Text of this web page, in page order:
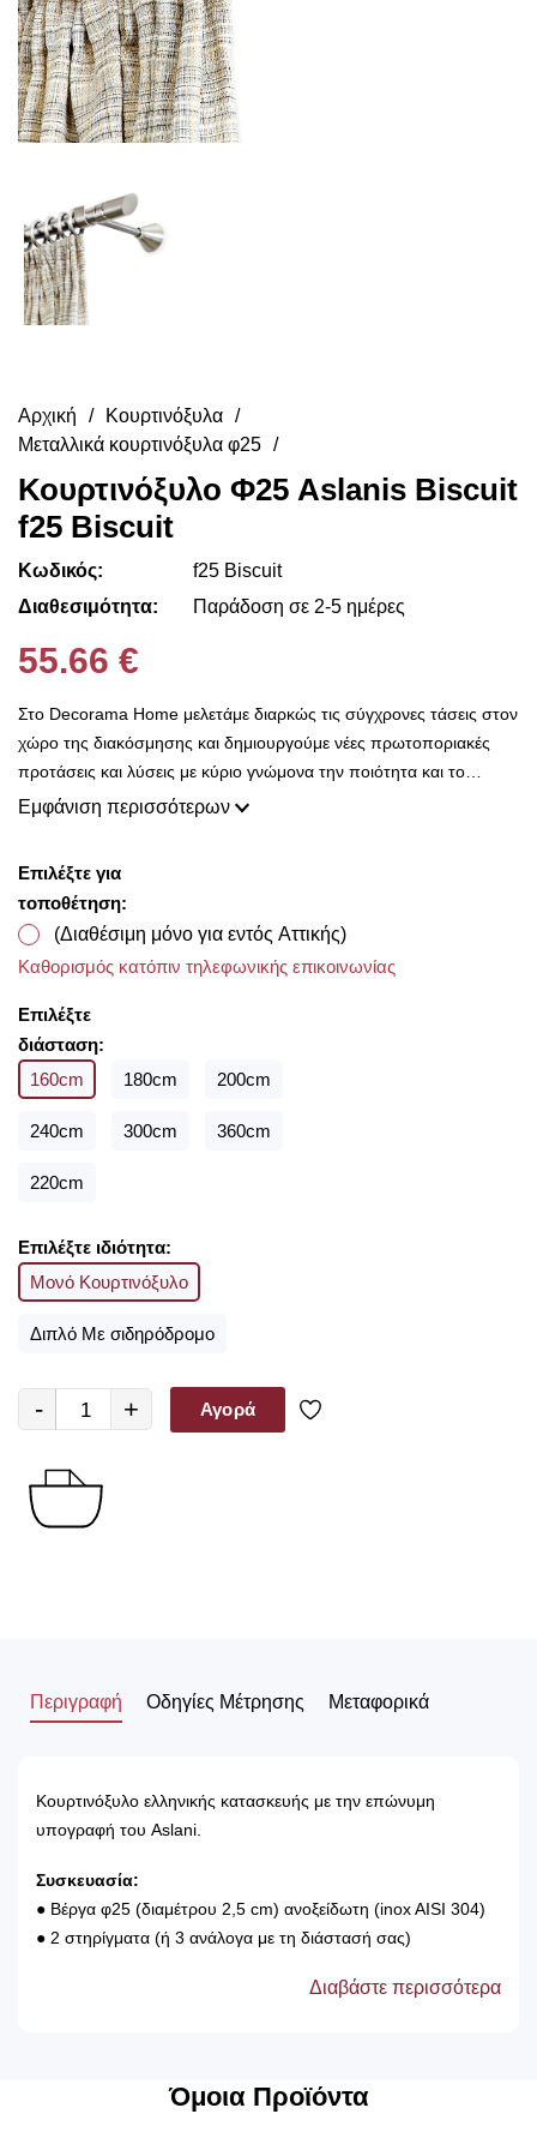
Αρχική
Κουρτινόξυλα
Μεταλλικά κουρτινόξυλα φ25
Κουρτινόξυλο Φ25 Aslanis Biscuit
f25 Biscuit
Κωδικός:
f25 Biscuit
Διαθεσιμότητα:
Παράδοση σε 2-5 ημέρες
55.66 €
Στο Decorama Home μελετάμε διαρκώς τις σύγχρονες τάσεις στον
χώρο της διακόσμησης και δημιουργούμε νέες πρωτοποριακές
προτάσεις και λύσεις με κύριο γνώμονα την ποιότητα και το
ασύγκριτο design, προκειμένου να είμαστε πάντοτε σε θέση να
ιδέες διακόσμησης, που ικανοποιούν ακόμη και τους πιο
απαιτητικούς! Στο Decorama Home έχουμε ως στόχο να
χαρίσουμε χρώμα και ασύγκριτο στυλ στο προσωπικό σας χώρο
και να τον αναδείξουμε με τον πιο όμορφο τρόπο!
δωρεάν μέτρηση υφασμάτων για να επιλέξετε μέσα από τις
υπέροχες συλλογές που διαθέτουμε από οίκους του
εξωτερικού σε προσιτές τιμές!!
Εμφάνιση περισσότερων
Επιλέξτε για
τοποθέτηση:
(Διαθέσιμη μόνο για εντός Αττικής)
Καθορισμός κατόπιν τηλεφωνικής επικοινωνίας
Επιλέξτε
διάσταση:
160cm
180cm 200cm
240cm 300cm 360cm
220cm
Επιλέξτε ιδιότητα:
Μονό Κουρτινόξυλο
Διπλό Με σιδηρόδρομο
- + Αγορά
Περιγραφή Οδηγίες Μέτρησης Μεταφορικά
Κουρτινόξυλο ελληνικής κατασκευής με την επώνυμη
υπογραφή του Aslani.
Συσκευασία:
● Βέργα φ25 (διαμέτρου 2,5 cm) ανοξείδωτη (inox AISI 304)
● 2 στηρίγματα (ή 3 ανάλογα με τη διάστασή σας)
στο εσωτερικό τους μέρος πλαστική επένδυση)
Παρέχεται 5 χρόνια εργοστασιακή εγγύηση κατά της φθοράς.
Διαβάστε περισσότερα
Όμοια Προϊόντα